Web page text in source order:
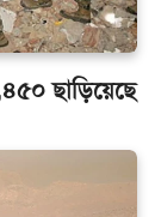
ছাড়িয়েছে